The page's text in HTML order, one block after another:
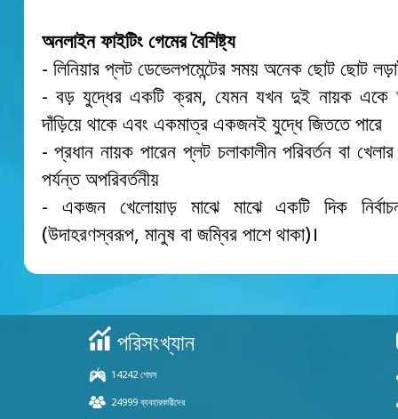
অনলাইন ফাইটিং গেমের বৈশিষ্ট্য
- লিনিয়ার প্লট ডেভেলপমেন্টের সময় অনেক ছোট ছোট
- বড় যুদ্ধের একটি ক্রম, যেমন যখন দুই নায়ক একে
দাঁড়িয়ে থাকে এবং একমাত্র একজনই যুদ্ধে জিততে পারে
- প্রধান নায়ক পারেন প্লট চলাকালীন পরিবর্তন বা
পর্যন্ত অপরিবর্তনীয়
- একজন খেলোয়াড় মাঝে মাঝে একটি দিক
(উদাহরণস্বরূপ, মানুষ বা জম্বির পাশে থাকা)।